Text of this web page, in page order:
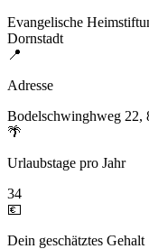
Evangelische
Dornstadt
📍
Adresse
Bodelschwinghweg 22,
🌴
Urlaubstage pro Jahr
34
💶
Dein geschätztes Gehalt